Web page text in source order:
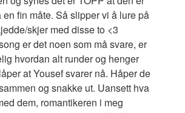
en fin måte. Så slipper vi å lure på
skjer med disse to <3
er det noen som må svare, er
hvordan alt runder og henger
at Yousef svarer nå. Håper de
og snakke ut. Uansett hva
dem, romantikeren i meg